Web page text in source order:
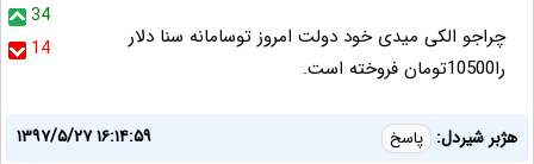
34
14
چراجو الکی میدی خود دولت امروز توسامانه سنا دلار
را10500تومان فروخته است.
هژبر شیردل: پاسخ
۱۳۹۷/۵/۲۷ ۱۶:۱۴:۵۹